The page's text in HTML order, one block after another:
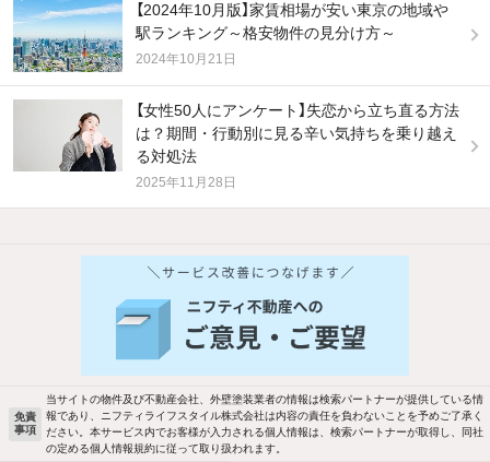
【2024年10月版】家賃相場が安い東京の地域や
駅ランキング～格安物件の見分け方～
2024年10月21日
【女性50人にアンケート】失恋から立ち直る方法
は？期間・行動別に見る辛い気持ちを乗り越え
る対処法
2025年11月28日
他の人はこんな条件で絞り込んでいます！
バス・トイレ別 2階以上
駐車場あり ペット相談
洗濯機置場あり 独立洗面台
新着物件メール通知
ご希望の条件の物件が見つかり次第、メ
新着メール通知を受け取る
免責
事項
当サイトの物件及び不動産会社、外壁塗装業者の情報は検索パートナーが提供している情
報であり、ニフティライフスタイル株式会社は内容の責任を負わないことを予めご了承く
ださい。本サービス内でお客様が入力される個人情報は、検索パートナーが取得し、同社
の定める個人情報規約に従って取り扱われます。